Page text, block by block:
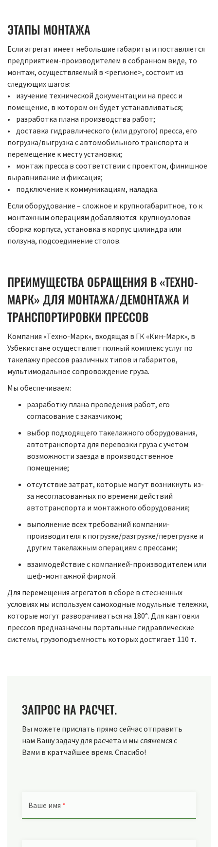
ЭТАПЫ МОНТАЖА
Если агрегат имеет небольшие габариты и поставляется
предприятием-производителем в собранном виде, то
монтаж, осуществляемый в <регионе>, состоит из
следующих шагов:
• изучение технической документации на пресс и
помещение, в котором он будет устанавливаться;
• разработка плана производства работ;
• доставка гидравлического (или другого) пресса, его
погрузка/выгрузка с автомобильного транспорта и
перемещение к месту установки;
• монтаж пресса в соответствии с проектом, финишное
выравнивание и фиксация;
• подключение к коммуникациям, наладка.
Если оборудование – сложное и крупногабаритное, то к
монтажным операциям добавляются: крупноузловая
сборка корпуса, установка в корпус цилиндра или
ползуна, подсоединение столов.
ПРЕИМУЩЕСТВА ОБРАЩЕНИЯ В «ТЕХНО-
МАРК» ДЛЯ МОНТАЖА/ДЕМОНТАЖА И
ТРАНСПОРТИРОВКИ ПРЕССОВ
Компания «Техно-Марк», входящая в ГК «Кин-Марк», в
Узбекистане осуществляет полный комплекс услуг по
такелажу прессов различных типов и габаритов,
мультимодальное сопровождение груза.
Мы обеспечиваем:
разработку плана проведения работ, его
согласование с заказчиком;
выбор подходящего такелажного оборудования,
автотранспорта для перевозки груза с учетом
возможности заезда в производственное
помещение;
отсутствие затрат, которые могут возникнуть из-
за несогласованных по времени действий
автотранспорта и монтажного оборудования;
выполнение всех требований компании-
производителя к погрузке/разгрузке/перегрузке и
другим такелажным операциям с прессами;
взаимодействие с компанией-производителем или
шеф-монтажной фирмой.
Для перемещения агрегатов в сборе в стесненных
условиях мы используем самоходные модульные тележки,
которые могут разворачиваться на 180°. Для кантовки
прессов предназначены портальные гидравлические
системы, грузоподъемность которых достигает 110 т.
ЗАПРОС НА РАСЧЕТ.
Вы можете прислать прямо сейчас отправить
нам Вашу задачу для расчета и мы свяжемся с
Вами в кратчайшее время. Спасибо!
Ваше имя *